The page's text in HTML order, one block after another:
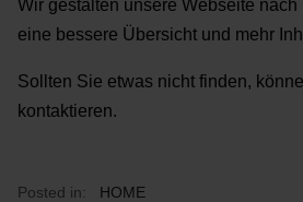
Wir gestalten unsere Webseite nach
eine bessere Übersicht und mehr
Sollten Sie etwas nicht finden,
kontaktieren.
Posted in: HOME